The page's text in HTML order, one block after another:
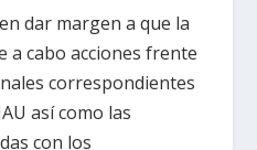
dar margen a que la
a cabo acciones frente
correspondientes
así como las
con los